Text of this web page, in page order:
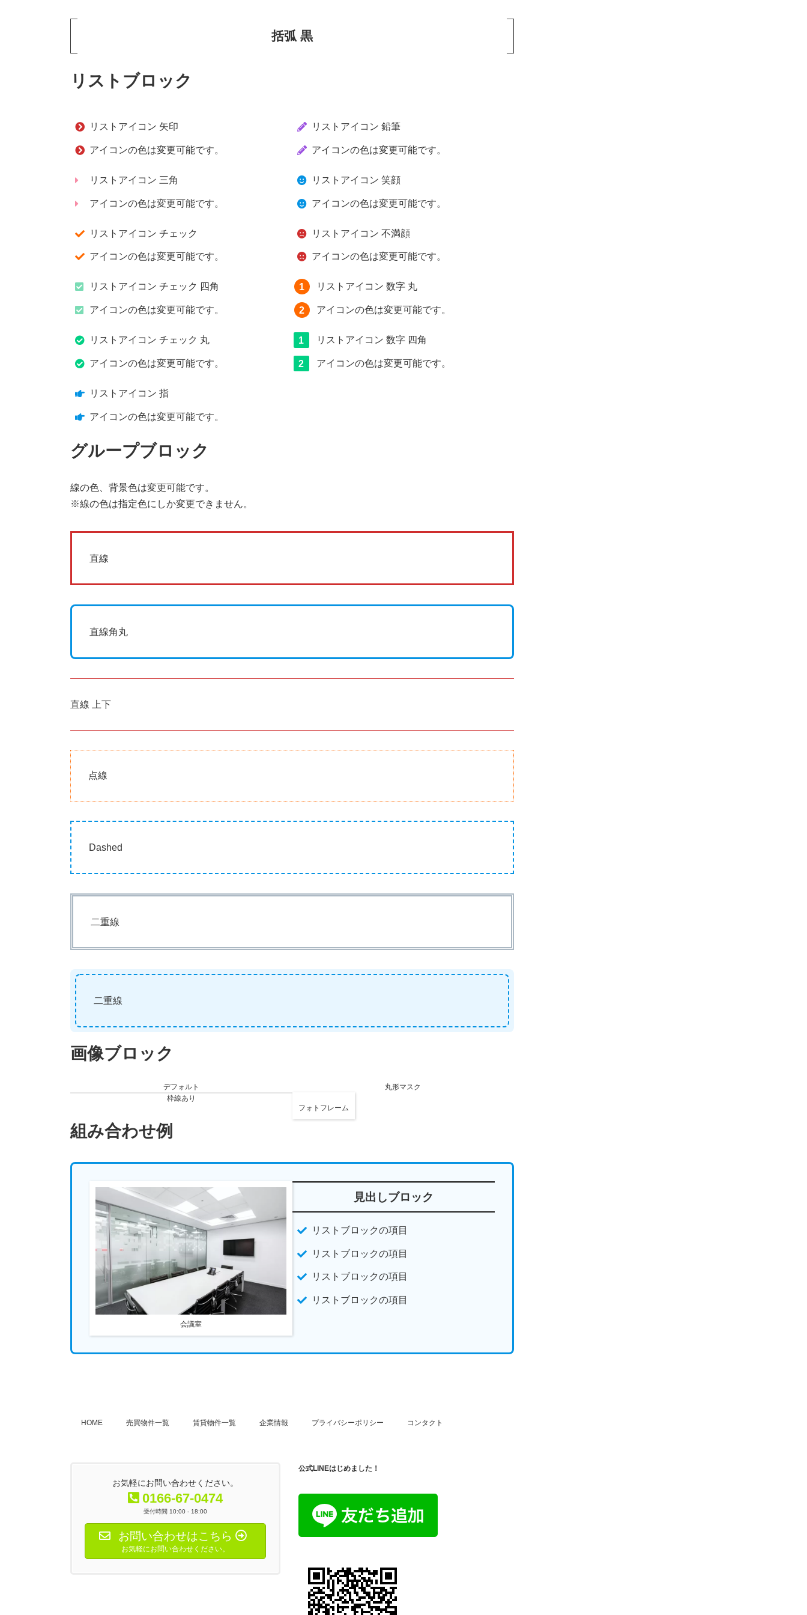
括弧 黒
リストブロック
リストアイコン 矢印
アイコンの色は変更可能です。
リストアイコン 三角
アイコンの色は変更可能です。
リストアイコン チェック
アイコンの色は変更可能です。
リストアイコン チェック 四角
アイコンの色は変更可能です。
リストアイコン チェック 丸
アイコンの色は変更可能です。
リストアイコン 指
アイコンの色は変更可能です。
リストアイコン 鉛筆
アイコンの色は変更可能です。
リストアイコン 笑顔
アイコンの色は変更可能です。
リストアイコン 不満顔
アイコンの色は変更可能です。
リストアイコン 数字 丸
アイコンの色は変更可能です。
リストアイコン 数字 四角
アイコンの色は変更可能です。
グループブロック
線の色、背景色は変更可能です。
※線の色は指定色にしか変更できません。
直線
直線角丸
直線 上下
点線
Dashed
二重線
二重線
画像ブロック
デフォルト
丸形マスク
枠線あり
フォトフレーム
組み合わせ例
会議室
見出しブロック
リストブロックの項目
リストブロックの項目
リストブロックの項目
リストブロックの項目
HOME 売買物件一覧 賃貸物件一覧 企業情報 プライバシーポリシー コンタクト
お気軽にお問い合わせください。
0166-67-0474
受付時間 10:00 - 18:00
お問い合わせはこちら
お気軽にお問い合わせください。
公式LINEはじめました！